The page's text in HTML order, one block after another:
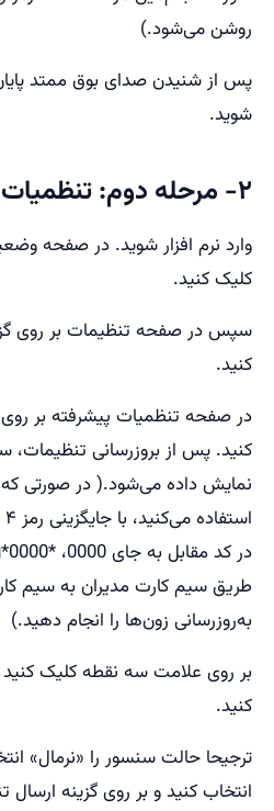
روشن می‌شود.)
پس از شنیدن صدای بوق ممتد
شوید.
۲- مرحله دوم: تنظمیات نرم افزاری
وارد نرم افزار شوید. در صفحه
کلیک کنید.
سپس در صفحه تنظیمات بر روی
کنید.
در صفحه تنظمیات پیشرفته بر
کنید. پس از بروزرسانی
نمایش داده می‌شود.( در صورتی که
طریق سیم کارت مدیران به سیم
به‌روزرسانی زون‌ها را انجام دهید.)
بر روی علامت سه نقطه کلیک کنید
کنید.
ترجیحا حالت سنسور را «نرمال»
انتخاب کنید و بر روی گزینه